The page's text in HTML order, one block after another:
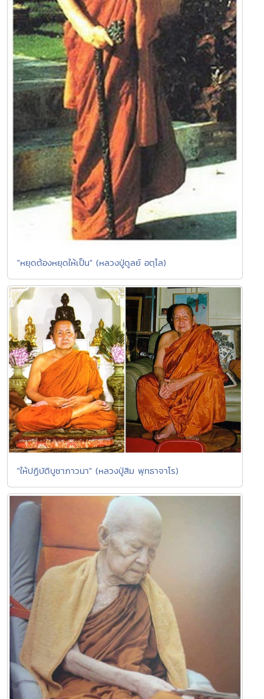
"หยุดต้องหยุดให้เป็น" (หลวงปู่ดูลย์ อตุโล)
"ให้ปฏิบัติบูชาภาวนา" (หลวงปู่สิม พุทธาจาโร)